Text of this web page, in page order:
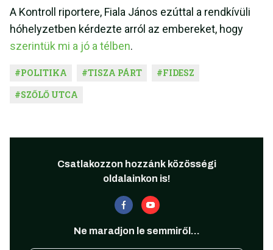
A Kontroll riportere, Fiala János ezúttal a rendkívüli
hóhelyzetben kérdezte arról az embereket, hogy
szerintük mi a jó a télben.
#POLITIKA #TISZA PÁRT #FIDESZ
#SZŐLŐ UTCA
Csatlakozzon hozzánk közösségi
oldalainkon is!
Ne maradjon le semmiről...